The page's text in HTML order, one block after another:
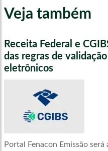
Veja também
Receita Federal e
das regras de
eletrônicos
Portal Fenacon Emissão